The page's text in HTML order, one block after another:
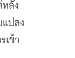
ลัง
แปลง
เข้า